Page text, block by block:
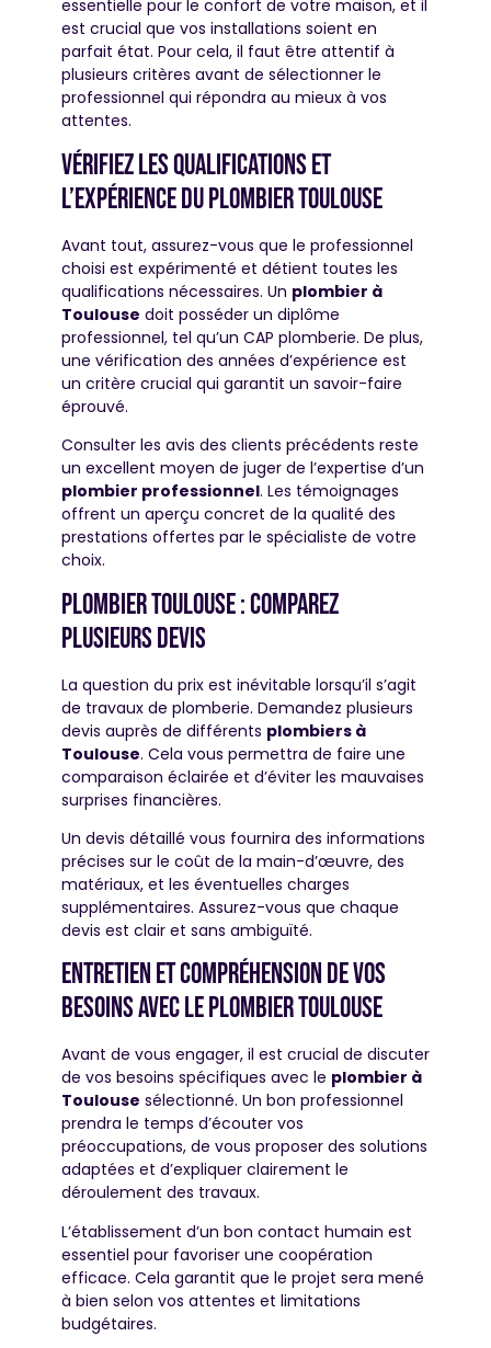
essentielle pour le confort de votre maison, et il
est crucial que vos installations soient en
parfait état. Pour cela, il faut être attentif à
plusieurs critères avant de sélectionner le
professionnel qui répondra au mieux à vos
attentes.
Vérifiez les qualifications et
l’expérience du plombier toulouse
Avant tout, assurez-vous que le professionnel
choisi est expérimenté et détient toutes les
qualifications nécessaires. Un plombier à
Toulouse doit posséder un diplôme
professionnel, tel qu’un CAP plomberie. De plus,
une vérification des années d’expérience est
un critère crucial qui garantit un savoir-faire
éprouvé.
Consulter les avis des clients précédents reste
un excellent moyen de juger de l’expertise d’un
plombier professionnel. Les témoignages
offrent un aperçu concret de la qualité des
prestations offertes par le spécialiste de votre
choix.
Plombier toulouse : comparez
plusieurs devis
La question du prix est inévitable lorsqu’il s’agit
de travaux de plomberie. Demandez plusieurs
devis auprès de différents plombiers à
Toulouse. Cela vous permettra de faire une
comparaison éclairée et d’éviter les mauvaises
surprises financières.
Un devis détaillé vous fournira des informations
précises sur le coût de la main-d’œuvre, des
matériaux, et les éventuelles charges
supplémentaires. Assurez-vous que chaque
devis est clair et sans ambiguïté.
Entretien et compréhension de vos
besoins avec le plombier toulouse
Avant de vous engager, il est crucial de discuter
de vos besoins spécifiques avec le plombier à
Toulouse sélectionné. Un bon professionnel
prendra le temps d’écouter vos
préoccupations, de vous proposer des solutions
adaptées et d’expliquer clairement le
déroulement des travaux.
L’établissement d’un bon contact humain est
essentiel pour favoriser une coopération
efficace. Cela garantit que le projet sera mené
à bien selon vos attentes et limitations
budgétaires.